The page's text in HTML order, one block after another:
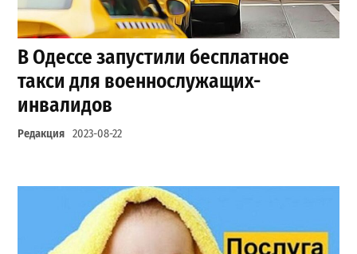
В Одессе запустили бесплатное
такси для военнослужащих-
инвалидов
Редакция 2023-08-22